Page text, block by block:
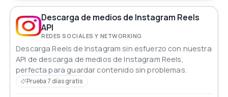
Descarga de medios de Instagram Reels
API
REDES SOCIALES Y NETWORKING
Descarga Reels de Instagram sin esfuerzo con nuestra
API de descarga de medios de Instagram Reels,
perfecta para guardar contenido sin problemas.
Prueba 7 días gratis